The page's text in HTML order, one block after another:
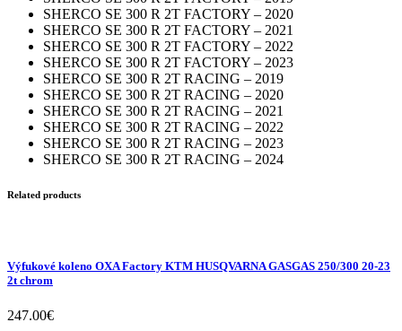
SHERCO SE 300 R 2T FACTORY – 2020
SHERCO SE 300 R 2T FACTORY – 2021
SHERCO SE 300 R 2T FACTORY – 2022
SHERCO SE 300 R 2T FACTORY – 2023
SHERCO SE 300 R 2T RACING – 2019
SHERCO SE 300 R 2T RACING – 2020
SHERCO SE 300 R 2T RACING – 2021
SHERCO SE 300 R 2T RACING – 2022
SHERCO SE 300 R 2T RACING – 2023
SHERCO SE 300 R 2T RACING – 2024
Related products
Výfukové koleno OXA Factory KTM HUSQVARNA GASGAS 250/300 20-23
2t chrom
247.00€